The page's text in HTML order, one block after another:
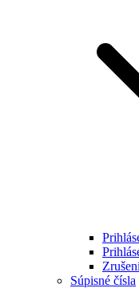
Súpisné čísla